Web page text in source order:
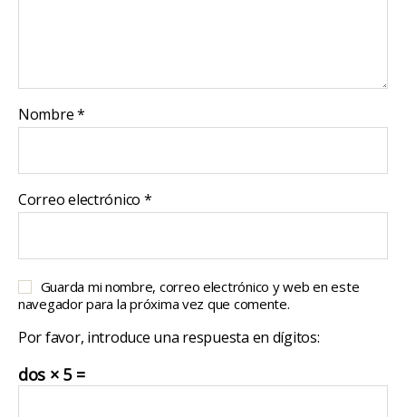
Nombre*
Correo electrónico *
Guarda mi nombre, correo electrónico y web en este
navegador para la próxima vez que comente.
Por favor, introduce una respuesta en dígitos:
dos × 5 =